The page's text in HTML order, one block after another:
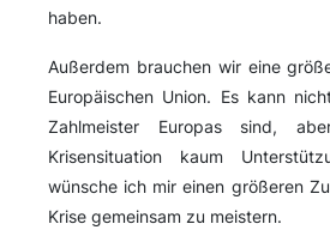
haben.
Außerdem brauchen wir eine
Europäischen Union. Es kann
Zahlmeister Europas sind,
Krisensituation kaum
wünsche ich mir einen größeren
Krise gemeinsam zu meistern.